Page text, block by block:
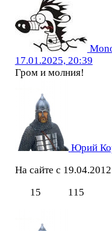
17.01.2025, 20:39
Гром и молния!
Юрий
На сайте с 19.04.2012
15
115